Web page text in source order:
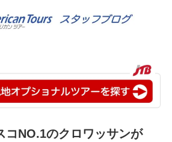
コNO.1のクロワッサンが